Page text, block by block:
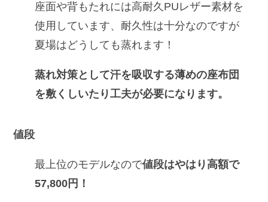
座面や背もたれには高耐久PUレザー素材を
使用しています、耐久性は十分なのですが
夏場はどうしても蒸れます！
蒸れ対策として汗を吸収する薄めの座布団
を敷くしいたり工夫が必要になります。
値段
最上位のモデルなので値段はやはり高額で
57,800円！